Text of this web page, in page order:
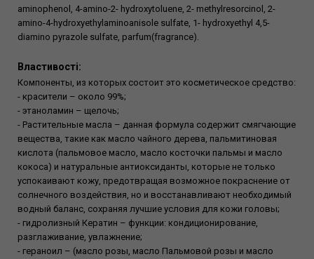
aminophenol, 4-amino-2- hydroxytoluene, 2- methylresorcinol, 2-
amino-4-hydroxyethylaminoanisole sulfate, 1- hydroxyethyl 4,5-
diamino pyrazole sulfate, parfum(fragrance).
Властивості:
Компоненты, из которых состоит это косметическое средство:
- красители – около 99%;
- этаноламин – щелочь;
- Растительные масла – данная формула содержит смягчающие
вещества, такие как масло чайного дерева, пальмитиновая
кислота (пальмовое масло, масло косточки пальмы и масло
кокоса) и натуральные антиоксиданты, которые не только
успокаивают кожу, предотвращая возможное покраснение от
солнечного воздействия, но и восстанавливают необходимый
водный баланс, сохраняя лучшие условия для кожи головы;
- гидролизный Кератин – функции: кондиционирование,
разглаживание, увлажнение;
- гераноил – (масло розы, масло Пальмовой розы и масло